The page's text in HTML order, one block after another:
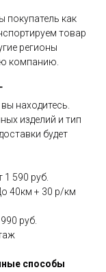
покупатель как
товар
регионы
компанию.
находитесь.
изделий и тип
будет
1 590 руб.
40км + 30 р/км
990 руб.
способы